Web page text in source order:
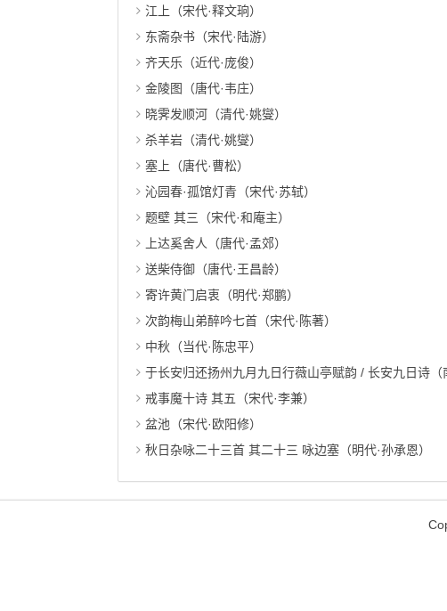
江上（宋代·释文珦）
东斋杂书（宋代·陆游）
齐天乐（近代·庞俊）
金陵图（唐代·韦庄）
晓霁发顺河（清代·姚燮）
杀羊岩（清代·姚燮）
塞上（唐代·曹松）
沁园春·孤馆灯青（宋代·苏轼）
题壁 其三（宋代·和庵主）
上达奚舍人（唐代·孟郊）
送柴侍御（唐代·王昌龄）
寄许黄门启衷（明代·郑鹏）
次韵梅山弟醉吟七首（宋代·陈著）
中秋（当代·陈忠平）
于长安归还扬州九月九日行薇山亭赋韵 / 长安九日诗（
戒事魔十诗 其五（宋代·李兼）
盆池（宋代·欧阳修）
秋日杂咏二十三首 其二十三 咏边塞（明代·孙承恩）